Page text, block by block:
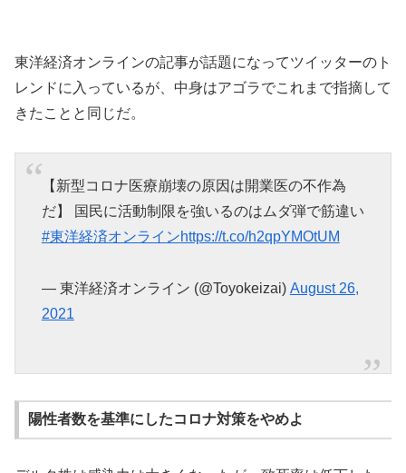
東洋経済オンラインの記事が話題になってツイッターのト
レンドに入っているが、中身はアゴラでこれまで指摘して
きたことと同じだ。
【新型コロナ医療崩壊の原因は開業医の不作為
だ】 国民に活動制限を強いるのはムダ弾で筋違い
#東洋経済オンラインhttps://t.co/h2qpYMOtUM
— 東洋経済オンライン (@Toyokeizai) August 26,
2021
陽性者数を基準にしたコロナ対策をやめよ